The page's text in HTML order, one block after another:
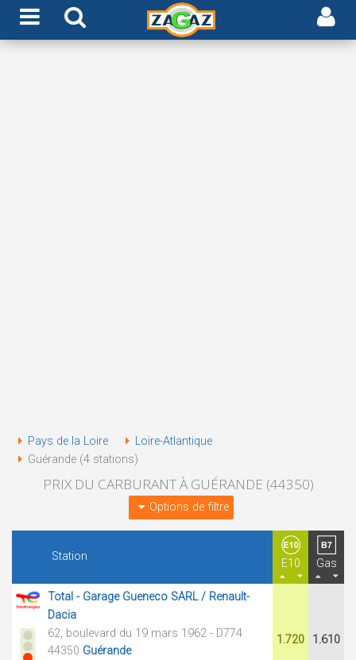
Pays de la Loire
Loire-Atlantique
Guérande (4 stations)
PRIX DU CARBURANT À GUÉRANDE (44350)
Options de filtre
Station
E10 Gas
Total - Garage Gueneco SARL / Renault-
Dacia
62, boulevard du 19 mars 1962 - D774
44350 Guérande
1.720 1.610